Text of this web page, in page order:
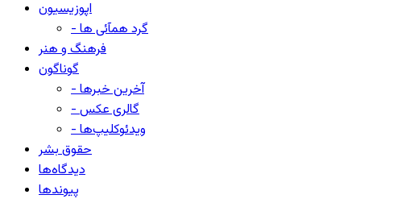
اپوزیسیون
- گرد همآئی ها
فرهنگ و هنر
گوناگون
- آخرین خبرها
- گالری عکس
- ویدئوکلیپ‌ها
حقوق بشر
دیدگاه‌ها
پیوندها